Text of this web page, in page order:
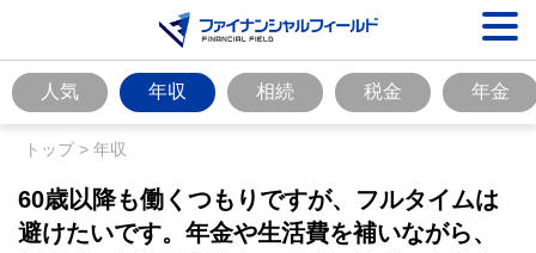
人気 年収 相続 税金 年金
トップ> 年収
60歳以降も働くつもりですが、フルタイムは
避けたいです。年金や生活費を補いながら、